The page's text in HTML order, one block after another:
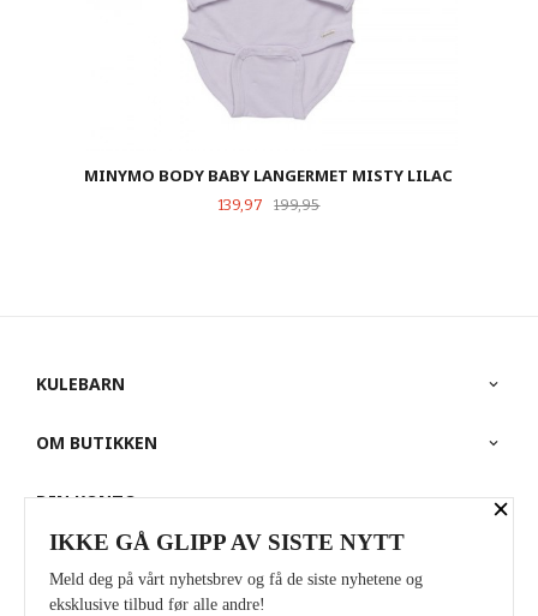
MINYMO BODY BABY LANGERMET MISTY LILAC
Tilbud
139,97 199,95Rabatt
KULEBARN
OM BUTIKKEN
DIN KONTO ×
IKKE GÅ GLIPP AV SISTE NYTT
Meld deg på vårt nyhetsbrev og få de siste nyhetene og
eksklusive tilbud før alle andre!